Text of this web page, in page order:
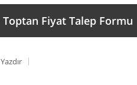
Toptan Fiyat Talep Formu
Yazdır